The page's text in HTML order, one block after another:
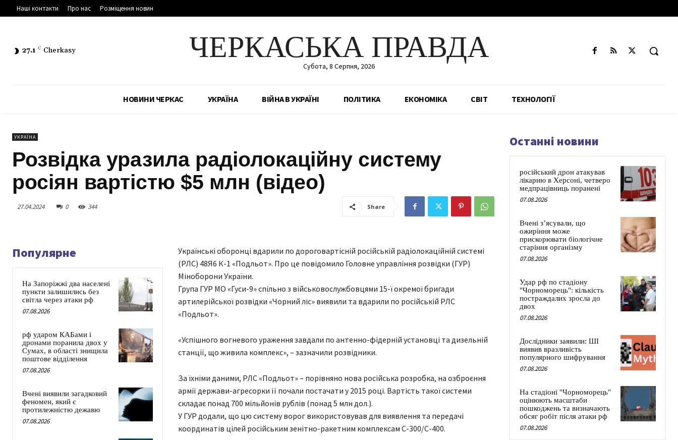
Наші контакти Про нас Розміщення новин
27.1 C Cherkasy ЧЕРКАСЬКА ПРАВДА
Субота, 8 Серпня, 2026
НОВИНИ ЧЕРКАС УКРАЇНА ВІЙНА В УКРАЇНІ ПОЛІТИКА ЕКОНОМІКА СВІТ ТЕХНОЛОГІЇ
УКРАЇНА
Розвідка уразила радіолокаційну систему
росіян вартістю $5 млн (відео)
27.04.2024 0 344 Share
Популярне
На Запоріжжі два населені
пункти залишились без
світла через атаки рф
07.08.2026
рф ударом КАБами і
дронами поранила двох у
Сумах, в області знищила
поштове відділення
07.08.2026
Вчені виявили загадковий
феномен, який є
протилежністю дежавю
07.08.2026
Українські оборонці вдарили по дороговартісній російській радіолокаційній системі
(РЛС) 48Я6 К-1 «Подльот». Про це повідомило Головне управління розвідки (ГУР)
Міноборони України.
Група ГУР МО «Гуси-9» спільно з військовослужбовцями 15-ї окремої бригади
артилерійської розвідки «Чорний ліс» виявили та вдарили по російській РЛС
«Подльот».
«Успішного вогневого ураження завдали по антенно-фідерній установці та дизельній
станції, що живила комплекс», – зазначили розвідники.
За їхніми даними, РЛС «Подльот» – порівняно нова російська розробка, на озброєння
армії держави-агресорки її почали постачати у 2015 році. Вартість такої системи
складає понад 700 мільйонів рублів (понад 5 млн дол.).
У ГУР додали, що цю систему ворог використовував для виявлення та передачі
координатів цілей російським зенітно-ракетним комплексам С-300/С-400.
Останні новини
російський дрон атакував
лікарню в Херсоні, четверо
медпрацівниць поранені
07.08.2026
Вчені з’ясували, що
ожиріння може
прискорювати біологічне
старіння організму
07.08.2026
Удар рф по стадіону
"Чорноморець": кількість
постраждалих зросла до
двох
07.08.2026
Дослідники заявили: ШІ
виявив вразливість
популярного шифрування
07.08.2026
На стадіоні "Чорноморець"
оцінюють масштаби
пошкоджень та визначають
обсяг робіт після атаки рф
07.08.2026